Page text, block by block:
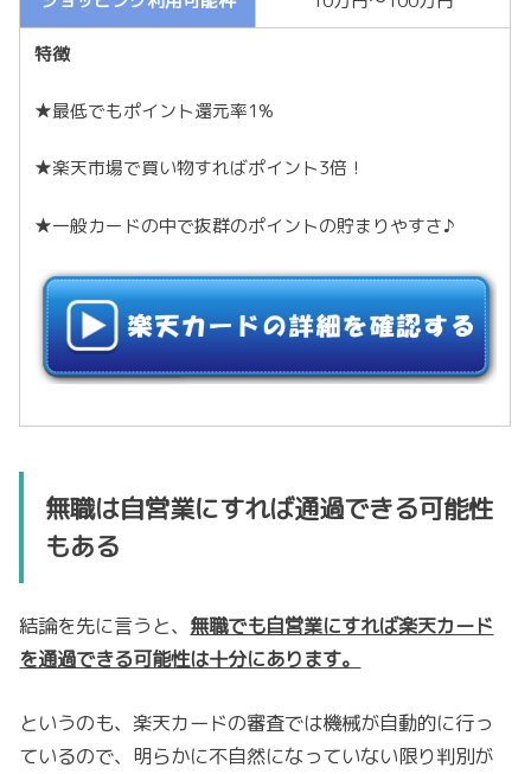
特徴
★最低でもポイント還元率1%
★楽天市場で買い物すればポイント3倍！
★一般カードの中で抜群のポイントの貯まりやすさ♪
無職は自営業にすれば通過できる可能性
もある
結論を先に言うと、 無職でも自営業にすれば楽天カード
を通過できる可能性は十分にあります。
というのも、楽天カードの審査では機械が自動的に行っ
ているので、明らかに不自然になっていない限り判別が